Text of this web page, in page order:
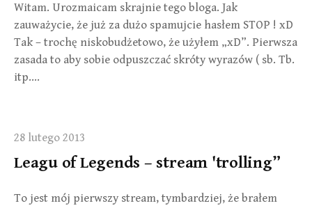
Witam. Urozmaicam skrajnie tego bloga. Jak
zauważycie, że już za dużo spamujcie hasłem STOP ! xD
Tak – trochę niskobudżetowo, że użyłem „xD”. Pierwsza
zasada to aby sobie odpuszczać skróty wyrazów ( sb. Tb.
itp….
28 lutego 2013
Leagu of Legends – stream 'trolling”
To jest mój pierwszy stream, tymbardziej, że brałem